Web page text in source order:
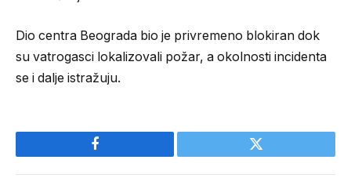
Dio centra Beograda bio je privremeno blokiran dok
su vatrogasci lokalizovali požar, a okolnosti incidenta
se i dalje istražuju.
Facebook Twitter